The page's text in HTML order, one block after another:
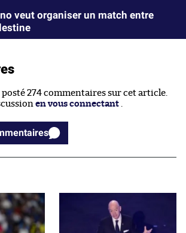
veut organiser un match entre
274 commentaires sur cet article.
en vous connectant
274 commentaires